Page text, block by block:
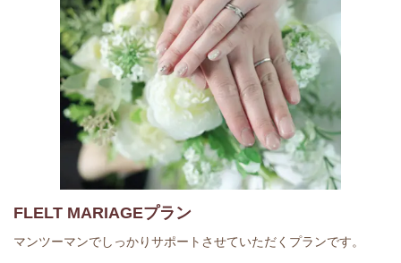
FLELT MARIAGEプラン
マンツーマンでしっかりサポートさせていただくプランです。